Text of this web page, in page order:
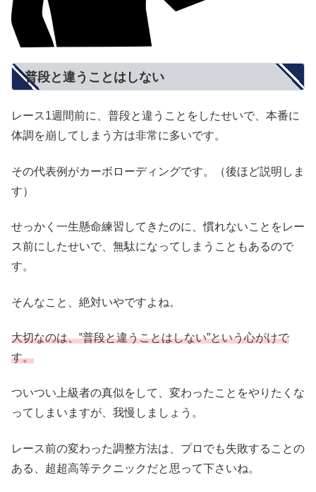
普段と違うことはしない
レース1週間前に、普段と違うことをしたせいで、本番に
体調を崩してしまう方は非常に多いです。
その代表例がカーボローディングです。（後ほど説明しま
す）
せっかく一生懸命練習してきたのに、慣れないことをレー
ス前にしたせいで、無駄になってしまうこともあるので
す。
そんなこと、絶対いやですよね。
大切なのは、‟普段と違うことはしない”という心がけで
す。
ついつい上級者の真似をして、変わったことをやりたくな
ってしまいますが、我慢しましょう。
レース前の変わった調整方法は、プロでも失敗することの
ある、超超高等テクニックだと思って下さいね。